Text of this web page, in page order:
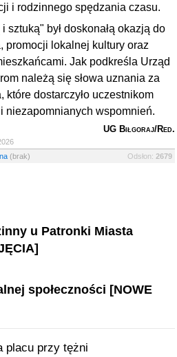
i rodzinnego spędzania czasu.
sztuką" był doskonałą okazją do
promocji lokalnej kultury oraz
Jak podkreśla Urząd
należą się słowa uznania za
dostarczyło uczestnikom
niezapomnianych wspomnień.
UG Biłgoraj/Red.
(brak) Odsłon: 2679
u Patronki Miasta
społeczności [NOWE
placu przy tężni